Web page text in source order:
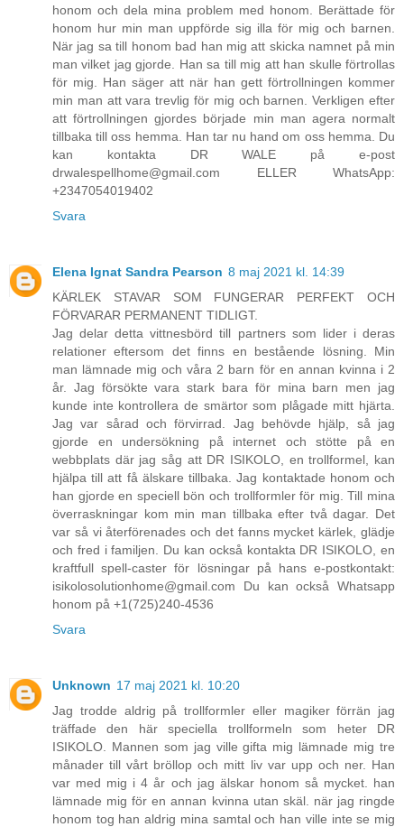
honom och dela mina problem med honom. Berättade för
honom hur min man uppförde sig illa för mig och barnen.
När jag sa till honom bad han mig att skicka namnet på min
man vilket jag gjorde. Han sa till mig att han skulle förtrollas
för mig. Han säger att när han gett förtrollningen kommer
min man att vara trevlig för mig och barnen. Verkligen efter
att förtrollningen gjordes började min man agera normalt
tillbaka till oss hemma. Han tar nu hand om oss hemma. Du
kan kontakta DR WALE på e-post
drwalespellhome@gmail.com ELLER WhatsApp:
+2347054019402
Svara
Elena Ignat Sandra Pearson 8 maj 2021 kl. 14:39
KÄRLEK STAVAR SOM FUNGERAR PERFEKT OCH
FÖRVARAR PERMANENT TIDLIGT.
Jag delar detta vittnesbörd till partners som lider i deras
relationer eftersom det finns en bestående lösning. Min
man lämnade mig och våra 2 barn för en annan kvinna i 2
år. Jag försökte vara stark bara för mina barn men jag
kunde inte kontrollera de smärtor som plågade mitt hjärta.
Jag var sårad och förvirrad. Jag behövde hjälp, så jag
gjorde en undersökning på internet och stötte på en
webbplats där jag såg att DR ISIKOLO, en trollformel, kan
hjälpa till att få älskare tillbaka. Jag kontaktade honom och
han gjorde en speciell bön och trollformler för mig. Till mina
överraskningar kom min man tillbaka efter två dagar. Det
var så vi återförenades och det fanns mycket kärlek, glädje
och fred i familjen. Du kan också kontakta DR ISIKOLO, en
kraftfull spell-caster för lösningar på hans e-postkontakt:
isikolosolutionhome@gmail.com Du kan också Whatsapp
honom på +1(725)240-4536
Svara
Unknown 17 maj 2021 kl. 10:20
Jag trodde aldrig på trollformler eller magiker förrän jag
träffade den här speciella trollformeln som heter DR
ISIKOLO. Mannen som jag ville gifta mig lämnade mig tre
månader till vårt bröllop och mitt liv var upp och ner. Han
var med mig i 4 år och jag älskar honom så mycket. han
lämnade mig för en annan kvinna utan skäl. när jag ringde
honom tog han aldrig mina samtal och han ville inte se mig